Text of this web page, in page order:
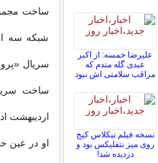
ساخت
شبکه سه
سریال
ساخت
اردیبهشت
علیرضا خمسه: از اکبر
عبدی گله مندم که
مراقب سلامتی اش نبود
نسخه فیلم نیکلاس کیج
روی میز نتفلیکس بود و
دزدیده شد!